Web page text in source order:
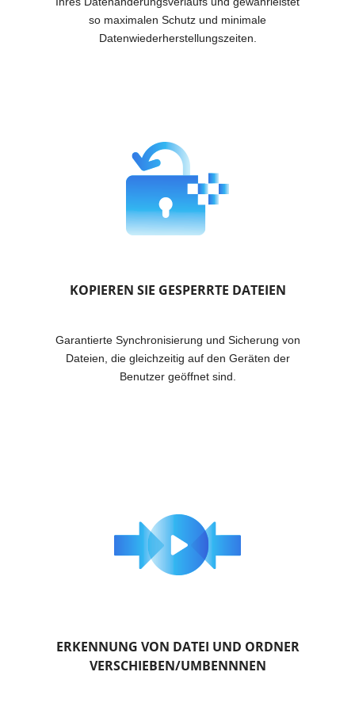
so maximalen Schutz und minimale
Datenwiederherstellungszeiten.
KOPIEREN SIE GESPERRTE DATEIEN
Garantierte Synchronisierung und Sicherung von
Dateien, die gleichzeitig auf den Geräten der
Benutzer geöffnet sind.
ERKENNUNG VON DATEI UND ORDNER
VERSCHIEBEN/UMBENNNEN